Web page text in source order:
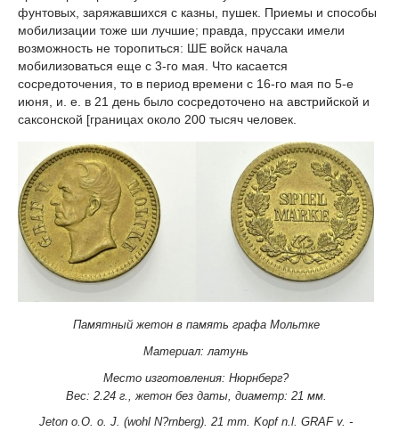
фунтовых, заряжавшихся с казны, пушек. Приемы и способы
мобилизации тоже ши лучшие; правда, пруссаки имели
возможность не торопиться: ШЕ войск начала
мобилизоваться еще с 3-го мая. Что касается
сосредоточения, то в период времени с 16-го мая по 5-е
июня, и. е. в 21 день было сосредоточено на австрийской и
саксонской [границах около 200 тысяч человек.
Памятный жетон в память графа Мольтке
Материал: латунь
Место изготовления: Нюрнберг?
Вес: 2.24 г., жетон без даты, диаметр: 21 мм.
Jeton o.O. o. J. (wohl N?rnberg). 21 mm. Kopf n.l. GRAF v. -